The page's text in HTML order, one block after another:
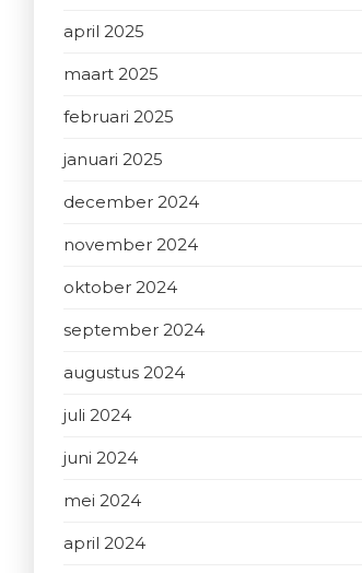
april 2025
maart 2025
februari 2025
januari 2025
december 2024
november 2024
oktober 2024
september 2024
augustus 2024
juli 2024
juni 2024
mei 2024
april 2024